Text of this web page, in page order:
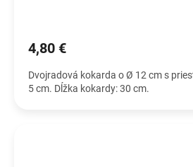
4,80 €
Dvojradová kokarda o Ø 12 cm s
5 cm. Dĺžka kokardy: 30 cm.